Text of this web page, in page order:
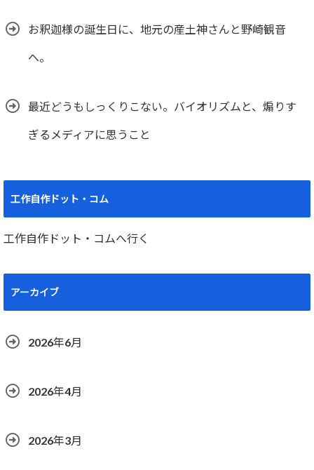
お釈迦様の誕生日に、地元の産土神さんと野崎観音
へ。
最近どうもしっくりこない。バイオリズムと、煽りす
ぎるメディアに思うこと
工作自作ドット・コム
工作自作ドット・コムへ行く
アーカイブ
2026年6月
2026年4月
2026年3月